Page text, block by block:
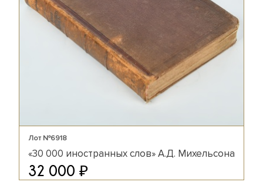
Лот №6918
«30 000 иностранных слов» А.Д. Михельсона
32 000 ₽